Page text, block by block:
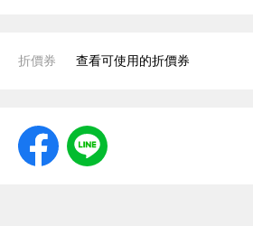
折價券 查看可使用的折價券